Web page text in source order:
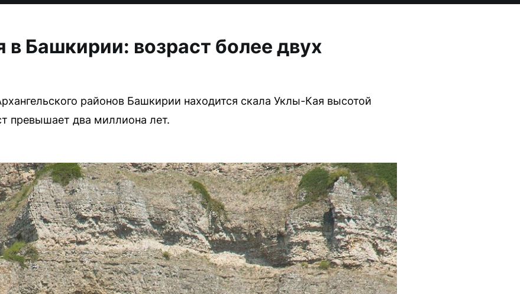
Башкирии: возраст более двух
районов Башкирии находится скала Уклы-Кая высотой
превышает два миллиона лет.